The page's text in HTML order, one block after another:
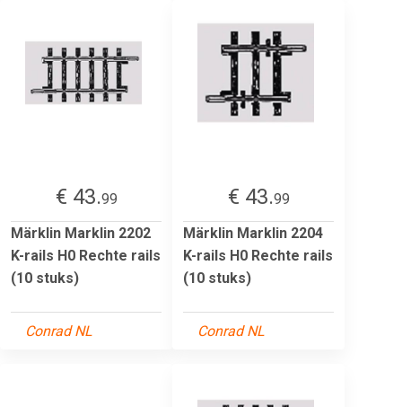
€ 43.99
Märklin Marklin 2202
K-rails H0 Rechte rails
(10 stuks)
Conrad NL
€ 43.99
Märklin Marklin 2204
K-rails H0 Rechte rails
(10 stuks)
Conrad NL